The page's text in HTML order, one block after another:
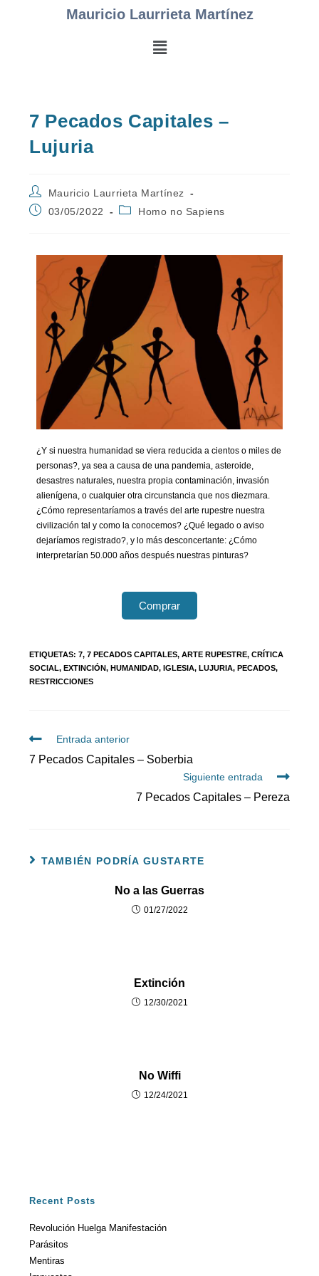
Mauricio Laurrieta Martínez
7 Pecados Capitales –
Lujuria
Mauricio Laurrieta Martínez
03/05/2022
Homo no Sapiens
¿Y si nuestra humanidad se viera reducida a cientos o miles de
personas?, ya sea a causa de una pandemia, asteroide,
desastres naturales, nuestra propia contaminación, invasión
alienígena, o cualquier otra circunstancia que nos diezmara.
¿Cómo representaríamos a través del arte rupestre nuestra
civilización tal y como la conocemos? ¿Qué legado o aviso
dejaríamos registrado?, y lo más desconcertante: ¿Cómo
interpretarían 50.000 años después nuestras pinturas?
Comprar
ETIQUETAS:7, 7 PECADOS CAPITALES, ARTE RUPESTRE, CRÍTICA
SOCIAL, EXTINCIÓN, HUMANIDAD, IGLESIA, LUJURIA, PECADOS,
RESTRICCIONES
Entrada anterior
7 Pecados Capitales – Soberbia
Siguiente entrada
7 Pecados Capitales – Pereza
TAMBIÉN PODRÍA GUSTARTE
No a las Guerras
01/27/2022
Extinción
12/30/2021
No Wiffi
12/24/2021
Recent Posts
Revolución Huelga Manifestación
Parásitos
Mentiras